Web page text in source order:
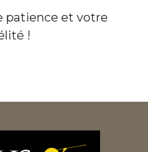
patience et votre
!